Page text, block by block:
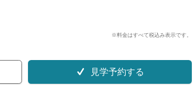
※料金はすべて税込み表示です。
見学予約する